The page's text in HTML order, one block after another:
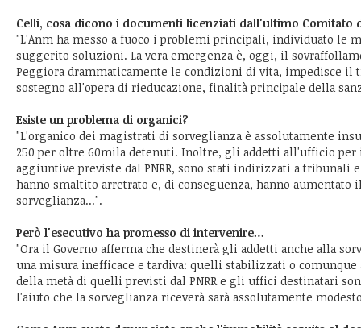
Celli, cosa dicono i documenti licenziati dall'ultimo Comitato
"L'Anm ha messo a fuoco i problemi principali, individuato le
suggerito soluzioni. La vera emergenza è, oggi, il
Peggiora drammaticamente le condizioni di vita, impedisce il
sostegno all'opera di rieducazione, finalità principale della
Esiste un problema di organici?
"L'organico dei magistrati di sorveglianza è assolutamente
250 per oltre 60mila detenuti. Inoltre, gli addetti all'ufficio per
aggiuntive previste dal PNRR, sono stati indirizzati a tribunali
hanno smaltito arretrato e, di conseguenza, hanno
sorveglianza...".
Però l'esecutivo ha promesso di intervenire…
"Ora il Governo afferma che destinerà gli addetti anche alla
una misura inefficace e tardiva: quelli stabilizzati o comunque
della metà di quelli previsti dal PNRR e gli uffici destinatari
l'aiuto che la sorveglianza riceverà sarà assolutamente